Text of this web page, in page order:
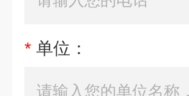
* 单位：